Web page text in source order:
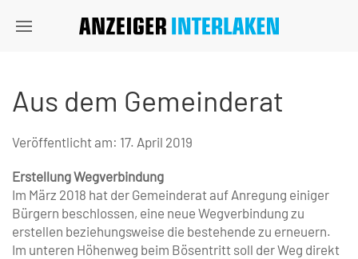
Aus dem Gemeinderat
Veröffentlicht am: 17. April 2019
Erstellung Wegverbindung
Im März 2018 hat der Gemeinderat auf Anregung einiger
Bürgern beschlossen, eine neue Wegverbindung zu
erstellen beziehungsweise die bestehende zu erneuern.
Im unteren Höhenweg beim Bösentritt soll der Weg direkt